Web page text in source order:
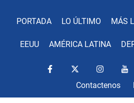
PORTADA LO ÚLTIMO MÁS
EEUU AMÉRICA LATINA
Contactenos